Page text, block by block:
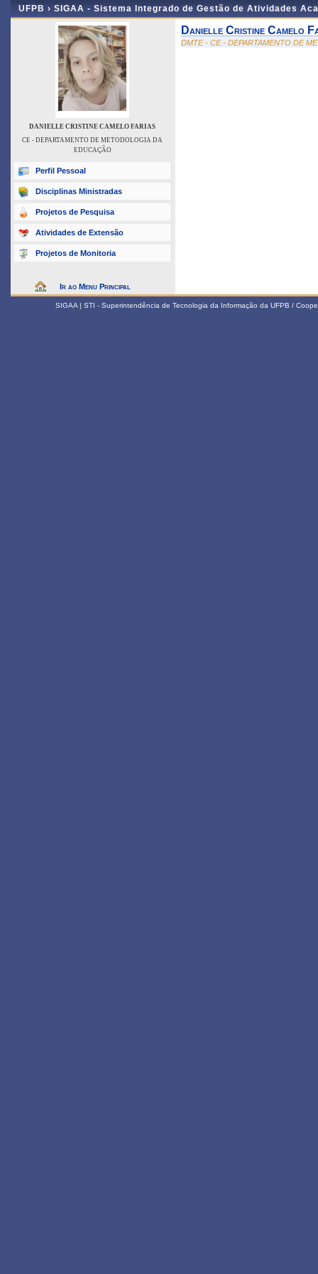
UFPB › SIGAA - Sistema Integrado de Gestão de Atividades
DANIELLE CRISTINE CAMELO FARIAS
CE - DEPARTAMENTO DE METODOLOGIA DA
EDUCAÇÃO
Perfil Pessoal
Disciplinas Ministradas
Projetos de Pesquisa
Atividades de Extensão
Projetos de Monitoria
Ir ao Menu Principal
Danielle Cristine Camelo
DMTE - CE - DEPARTAMENTO DE
SIGAA | STI - Superintendência de Tecnologia da Informação da UFPB /